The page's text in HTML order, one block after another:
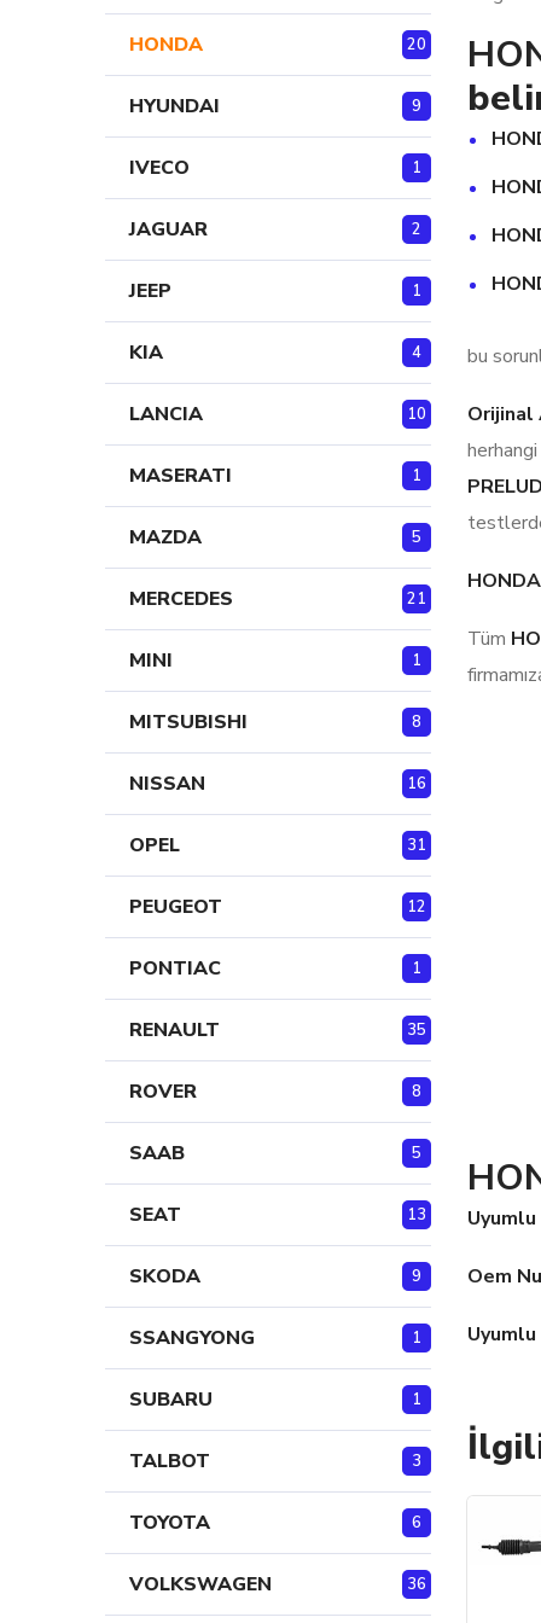
bu
Orijinal
Tüm
Oem
HONDA 20
HYUNDAI 9
IVECO 1
JAGUAR 2
JEEP 1
KIA 4
LANCIA 10
MASERATI 1
MAZDA 5
MERCEDES 21
MINI 1
MITSUBISHI 8
NISSAN 16
OPEL 31
PEUGEOT 12
PONTIAC 1
RENAULT 35
ROVER 8
SAAB 5
SEAT 13
SKODA 9
SSANGYONG 1
SUBARU 1
TALBOT 3
TOYOTA 6
VOLKSWAGEN 36